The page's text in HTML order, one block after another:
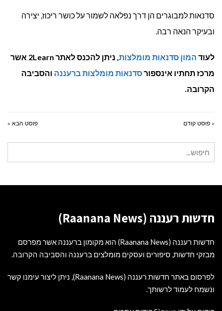
סדנאות למבוגרים הן דרך נפלאה לשמור על כושר ריכוז, יצירה
ובעיקר הנאה רבה.
לעוד המון סדנאות מומלצות
, ניתן להכנס לאתר 2Learn אשר
מרכז תחתיו אינספורסדנאות מומלצות ברעננה והסביבה
הקרובה.
« פוסט קודם פוסט הבא »
עבור:
חדשות רעננה (Raanana News)
חדשות רעננה (Raanana News) הוא מקומון ברעננה אשר מפרסם
מבזקי חדשות, סיפורים ועסקים מומלצים ברעננה והסביבה הקרובה.
לפרסום באתר חדשות רעננה (Raanana News), ניתן ליצור עימנו קשר
ונשמח לעמוד לרשותך.